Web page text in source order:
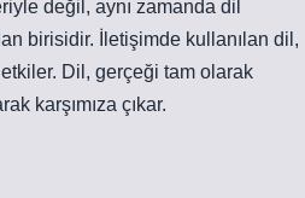
değil, aynı zamanda dil
birisidir. İletişimde kullanılan dil,
Dil, gerçeği tam olarak
karşımıza çıkar.